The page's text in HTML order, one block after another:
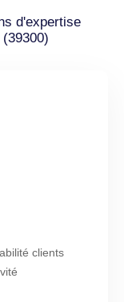
d'expertise
clients